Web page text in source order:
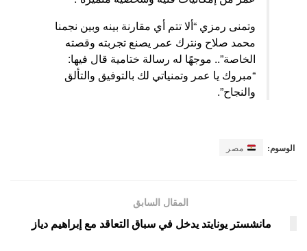
وتمنى رمزي “ألا تتم أي مقارنة بينه وبين نجمنا
محمد صلاح ونترك عمر يصنع تجربته وقصته
الخاصة”.. موجهًا له رسالة ختامية قال فيها:
“مبروك يا عمر وتمنياتي لك بالتوفيق والتألق
والنجاح”.
الوسوم: مصر
المقال السابق
مانشستر يونايتد يدخل في سباق التعاقد مع إبراهيم دياز